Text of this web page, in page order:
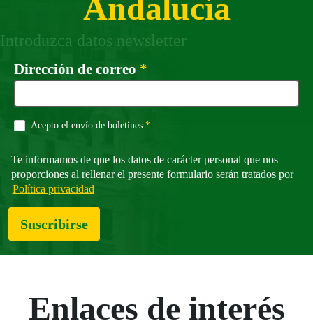
Andalucía
Introduzca datos newsletter
Dirección de correo *
Acepto el envío de boletines *Campo obligatorio
Te informamos de que los datos de carácter personal que nos
proporciones al rellenar el presente formulario serán tratados por
Política privacidad
Suscribirse
Enlaces de interés